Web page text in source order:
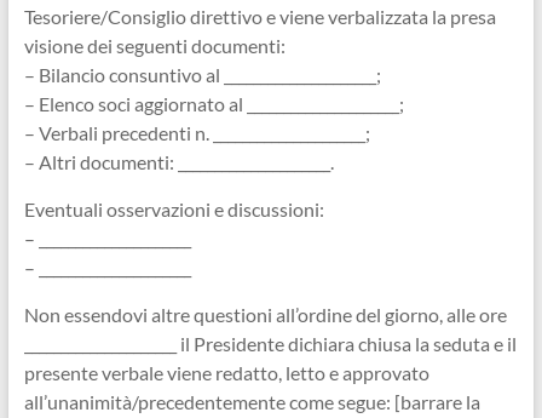
Tesoriere/Consiglio direttivo e viene verbalizzata la presa
visione dei seguenti documenti:
– Bilancio consuntivo al _____________________;
– Elenco soci aggiornato al _____________________;
– Verbali precedenti n. _____________________;
– Altri documenti: _____________________.
Eventuali osservazioni e discussioni:
– _____________________
– _____________________
Non essendovi altre questioni all’ordine del giorno, alle ore
_____________________ il Presidente dichiara chiusa la seduta e il
presente verbale viene redatto, letto e approvato
all’unanimità/precedentemente come segue: [barrare la